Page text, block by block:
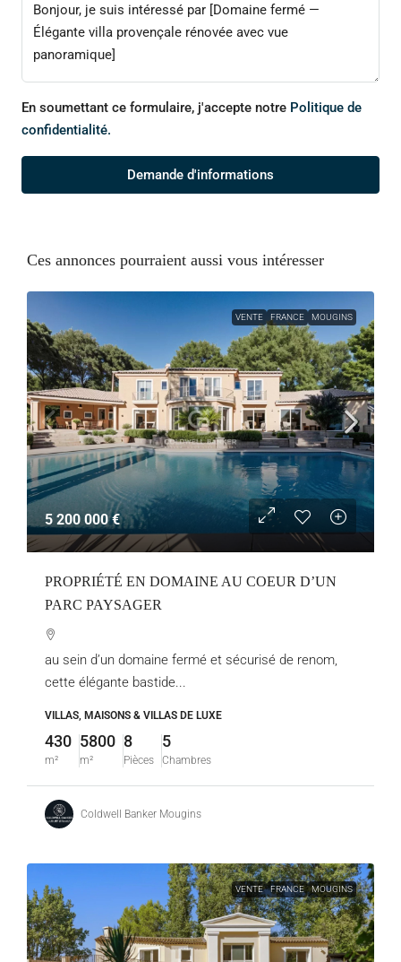
En soumettant ce formulaire, j'accepte notre Politique de
confidentialité.
Demande d'informations
Ces annonces pourraient aussi vous intéresser
VENTE FRANCE MOUGINS
5 200 000 €
PROPRIÉTÉ EN DOMAINE AU COEUR D’UN
PARC PAYSAGER
au sein d’un domaine fermé et sécurisé de renom,
cette élégante bastide...
VILLAS, MAISONS & VILLAS DE LUXE
430
m²
5800
m²
8
Pièces
5
Chambres
Coldwell Banker Mougins
VENTE FRANCE MOUGINS